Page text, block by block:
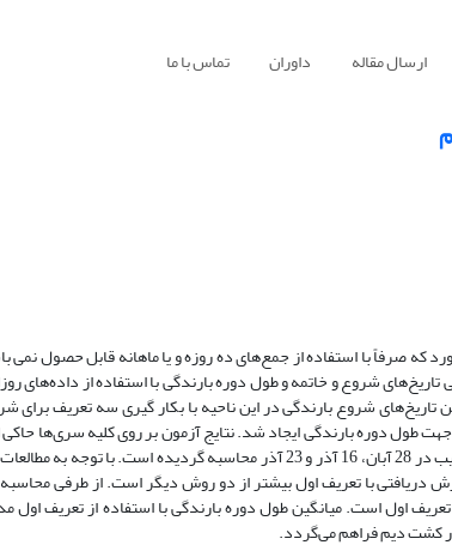
ارسال مقاله داوران تماس با ما
که صرفاً با استفاده از جمع‌های ده روزه و یا ماهانه قابل حصول
شروع و خاتمه و طول دوره بارندگی با استفاده از داده‌های
استخراج گردید. جهت تعیین تاریخ‌های شروع بارندگی در این ناحیه با بکار گیری سه
طول دوره بارندگی ایجاد شد. نتایج آزمون بر روی کلیه سری‌ها حاکی
با توزیع نرمال است. میانگین تاریخ‌های شروع بارندگی با تعاریف مذکور به ترتیب در 28 آبان، 16 آذر و 23
است که امکان استفاده از بارش دریافتی با تعریف اول بیشتر از دو روش دیگر است. از
اول است. میانگین طول دوره بارندگی با استفاده از تعریف اول
کشت دیم فراهم می‌گردد.